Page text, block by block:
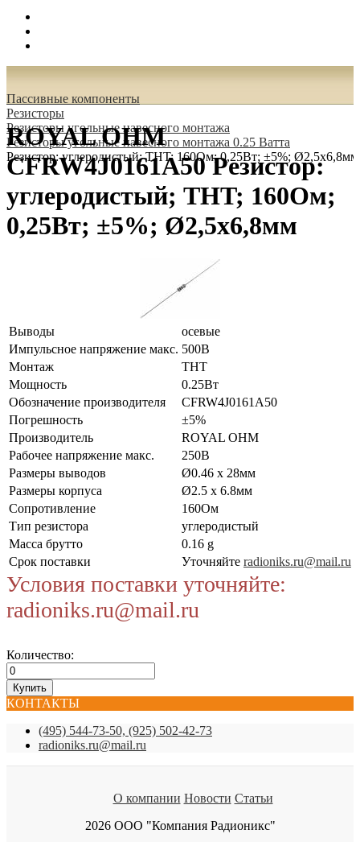
Пассивные компоненты
Резисторы
Резисторы угольные навесного монтажа
Резисторы угольные навесного монтажа 0.25 Ватта
Резистор: углеродистый; THT; 160Ом; 0,25Вт; ±5%; Ø2,5x6,8мм
ROYAL OHM
CFRW4J0161A50 Резистор:
углеродистый; THT; 160Ом;
0,25Вт; ±5%; Ø2,5x6,8мм
Выводы
осевые
Импульсное напряжение макс. 500В
Монтаж
THT
Мощность
0.25Вт
Обозначение производителя
CFRW4J0161A50
Погрешность
±5%
Производитель
ROYAL OHM
Рабочее напряжение макс.
250В
Размеры выводов
Ø0.46 x 28мм
Размеры корпуса
Ø2.5 x 6.8мм
Сопротивление
160Ом
Тип резистора
углеродистый
Масса брутто
0.16 g
Срок поставки
Уточняйте radioniks.ru@mail.ru
Условия поставки уточняйте:
radioniks.ru@mail.ru
Количество:
КОНТАКТЫ
(495) 544-73-50, (925) 502-42-73
radioniks.ru@mail.ru
О компании Новости Статьи
2026 ООО "Компания Радионикс"